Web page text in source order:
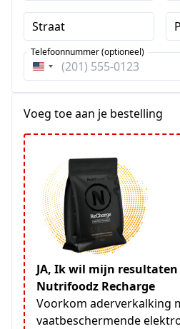
Straat
Verenigde
Telefoonnummer (optioneel)
Voeg toe aan je bestelling
JA, Ik wil mijn
Nutrifoodz Recharge
Voorkom aderverkalking
vaatbeschermende